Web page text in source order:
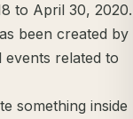
to April 30, 2020.
been created by
related to
something inside